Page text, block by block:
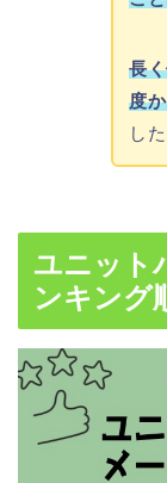
長
度
した
ユニット
ンキング